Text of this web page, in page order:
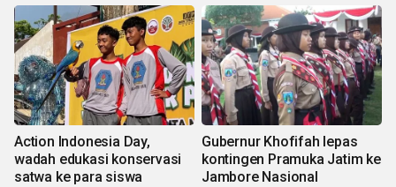
Action Indonesia Day,
wadah edukasi konservasi
satwa ke para siswa
Gubernur Khofifah lepas
kontingen Pramuka Jatim ke
Jambore Nasional